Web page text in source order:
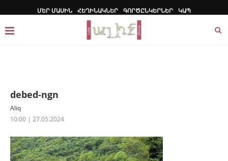
ՄԵՐ ՄԱՍԻՆ ՀԵՂԻՆԱԿՆԵՐ ԳՈՐԾԸՆԿԵՐՆԵՐ ԿԱՊ
debed-ngn
Aliq
10:00 | 27.05.2024